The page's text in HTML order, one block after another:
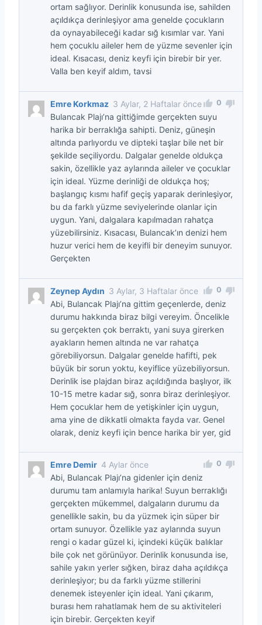
ortam sağlıyor. Derinlik konusunda ise, sahilden
açıldıkça derinleşiyor ama genelde çocukların
da oynayabileceği kadar sığ kısımlar var. Yani
hem çocuklu aileler hem de yüzme sevenler için
ideal. Kısacası, deniz keyfi için birebir bir yer.
Valla ben keyif aldım, tavsi
Emre Korkmaz 3 Aylar, 2 Haftalar önce
Bulancak Plajı’na gittiğimde gerçekten suyu
harika bir berraklığa sahipti. Deniz, güneşin
altında parlıyordu ve dipteki taşlar bile net bir
şekilde seçiliyordu. Dalgalar genelde oldukça
sakin, özellikle yaz aylarında aileler ve çocuklar
için ideal. Yüzme derinliği de oldukça hoş;
başlangıç kısmı hafif geçiş yaparak derinleşiyor,
bu da farklı yüzme seviyelerinde olanlar için
uygun. Yani, dalgalara kapılmadan rahatça
yüzebilirsiniz. Kısacası, Bulancak’ın denizi hem
huzur verici hem de keyifli bir deneyim sunuyor.
Gerçekten
0
Zeynep Aydın 3 Aylar, 3 Haftalar önce
Abi, Bulancak Plajı’na gittim geçenlerde, deniz
durumu hakkında biraz bilgi vereyim. Öncelikle
su gerçekten çok berraktı, yani suya girerken
ayakların hemen altında ne var rahatça
görebiliyorsun. Dalgalar genelde hafifti, pek
büyük bir sorun yoktu, keyiflice yüzebiliyorsun.
Derinlik ise plajdan biraz açıldığında başlıyor, ilk
10-15 metre kadar sığ, sonra biraz derinleşiyor.
Hem çocuklar hem de yetişkinler için uygun,
ama yine de dikkatli olmakta fayda var. Genel
olarak, deniz keyfi için bence harika bir yer, gid
0
Emre Demir 4 Aylar önce
Abi, Bulancak Plajı’na gidenler için deniz
durumu tam anlamıyla harika! Suyun berraklığı
gerçekten mükemmel, dalgaların durumu da
genellikle sakin, bu da yüzmek için süper bir
ortam sunuyor. Özellikle yaz aylarında suyun
rengi o kadar güzel ki, içindeki küçük balıklar
bile çok net görünüyor. Derinlik konusunda ise,
sahile yakın yerler sığken, biraz daha açıldıkça
derinleşiyor; bu da farklı yüzme stillerini
denemek isteyenler için ideal. Yani çıkarım,
burası hem rahatlamak hem de su aktiviteleri
için birebir. Gerçekten keyif
0